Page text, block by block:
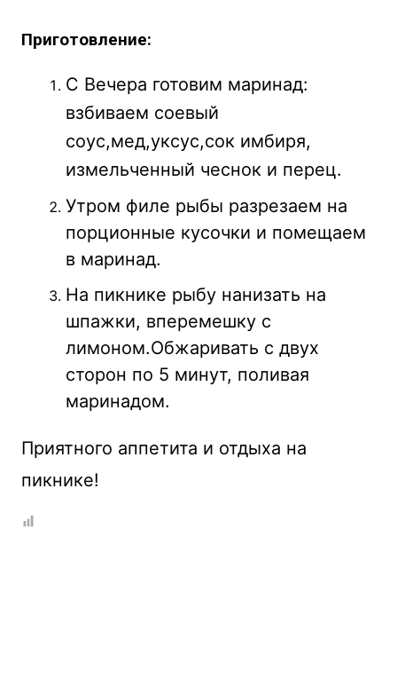
Приготовление:
С Вечера готовим маринад:
взбиваем соевый
соус,мед,уксус,сок имбиря,
измельченный чеснок и перец.
Утром филе рыбы разрезаем на
порционные кусочки и помещаем
в маринад.
На пикнике рыбу нанизать на
шпажки, вперемешку с
лимоном.Обжаривать с двух
сторон по 5 минут, поливая
маринадом.
Приятного аппетита и отдыха на
пикнике!